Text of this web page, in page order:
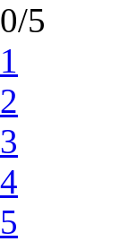
0/5
1
2
3
4
5